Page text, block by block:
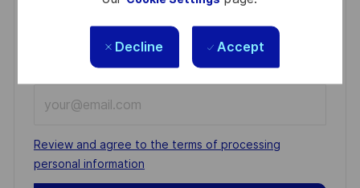
Decline Accept
Get notified for similar jobs
You'll receive updates once a week
Email
address
(Required)
Required
Review and agree to the terms of processing
personal information